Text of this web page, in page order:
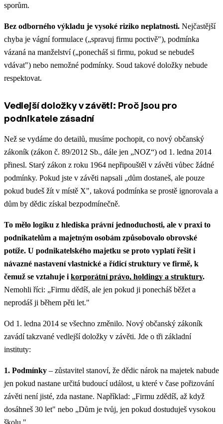
sporům.
Bez odborného výkladu je vysoké riziko neplatnosti. Nejčastější
chyba je vágní formulace („spravuj firmu poctivě"), podmínka
vázaná na manželství („ponecháš si firmu, pokud se nebudeš
vdávat") nebo nemožné podmínky. Soud takové doložky nebude
respektovat.
Vedlejší doložky v závěti: Proč jsou pro
podnikatele zásadní
Než se vydáme do detailů, musíme pochopit, co nový občanský
zákoník (zákon č. 89/2012 Sb., dále jen „NOZ“) od 1. ledna 2014
přinesl. Starý zákon z roku 1964 nepřipouštěl v závěti vůbec žádné
podmínky. Pokud jste v závěti napsali „dům dostaneš, ale pouze
pokud budeš žít v místě X", taková podmínka se prostě ignorovala a
dům by dědic získal bezpodmínečně.
To mělo logiku z hlediska právní jednoduchosti, ale v praxi to
podnikatelům a majetným osobám způsobovalo obrovské
potíže. U podnikatelského majetku se proto vyplatí řešit i
návazné nastavení vlastnické a řídicí struktury ve firmě, k
čemuž se vztahuje i korporátní právo, holdingy a struktury.
Nemohli říci: „Firmu dědíš, ale jen pokud ji ponecháš běžet a
neprodáš ji během pěti let."
Od 1. ledna 2014 se všechno změnilo. Nový občanský zákoník
zavádí takzvané vedlejší doložky v závěti. Jde o tři základní
instituty:
1. Podmínky – zůstavitel stanoví, že dědic nárok na majetek nabude
jen pokud nastane určitá budoucí událost, u které v čase pořizování
závěti není jisté, zda nastane. Například: „Firmu zdědíš, až když
dosáhneš 30 let" nebo „Dům je tvůj, jen pokud dostuduješ vysokou
školu."